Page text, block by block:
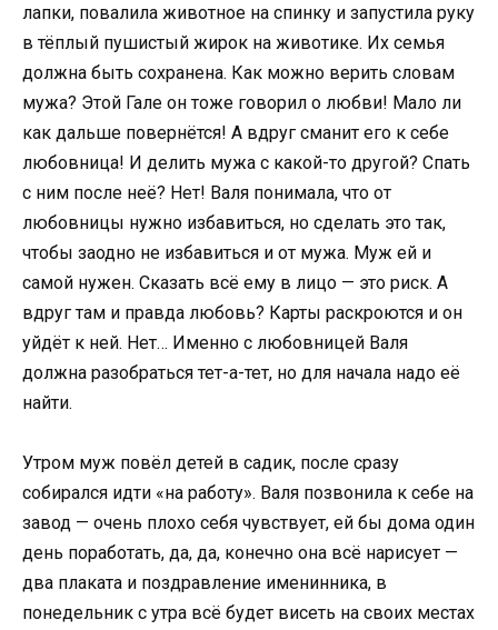
лапки, повалила животное на спинку и запустила руку
в тёплый пушистый жирок на животике. Их семья
должна быть сохранена. Как можно верить словам
мужа? Этой Гале он тоже говорил о любви! Мало ли
как дальше повернётся! А вдруг сманит его к себе
любовница! И делить мужа с какой-то другой? Спать
с ним после неё? Нет! Валя понимала, что от
любовницы нужно избавиться, но сделать это так,
чтобы заодно не избавиться и от мужа. Муж ей и
самой нужен. Сказать всё ему в лицо — это риск. А
вдруг там и правда любовь? Карты раскроются и он
уйдёт к ней. Нет… Именно с любовницей Валя
должна разобраться тет-а-тет, но для начала надо её
найти.
Утром муж повёл детей в садик, после сразу
собирался идти «на работу». Валя позвонила к себе на
завод — очень плохо себя чувствует, ей бы дома один
день поработать, да, да, конечно она всё нарисует —
два плаката и поздравление именинника, в
понедельник с утра всё будет висеть на своих местах